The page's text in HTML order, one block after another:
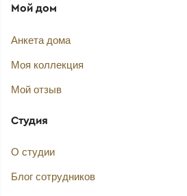
Мой дом
Анкета дома
Моя коллекция
Мой отзыв
Студия
О студии
Блог сотрудников